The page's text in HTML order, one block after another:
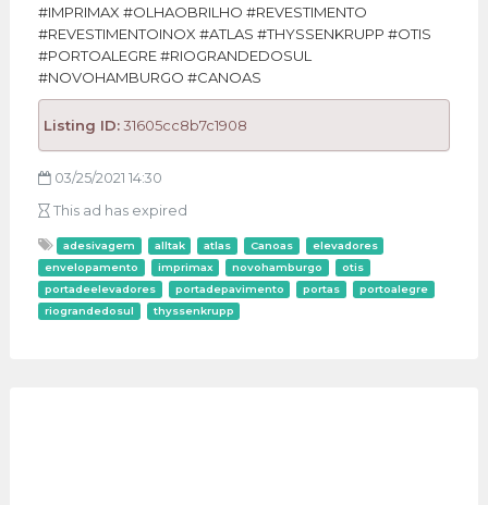
#IMPRIMAX #OLHAOBRILHO #REVESTIMENTO
#REVESTIMENTOINOX #ATLAS #THYSSENKRUPP #OTIS
#PORTOALEGRE #RIOGRANDEDOSUL
#NOVOHAMBURGO #CANOAS
Listing ID:31605cc8b7c1908
03/25/2021 14:30
This ad has expired
adesivagem alltak atlas Canoas
elevadores
envelopamento
imprimax novohamburgo
otis
portadeelevadores
portadepavimento portas
portoalegre
riograndedosul
thyssenkrupp